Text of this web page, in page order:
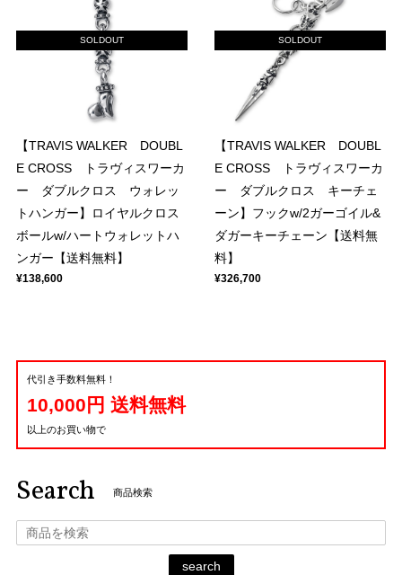
SOLDOUT
【TRAVIS WALKER DOUBL
E CROSS トラヴィスワーカ
ー ダブルクロス ウォレッ
トハンガー】ロイヤルクロス
ボールw/ハートウォレットハ
ンガー【送料無料】
¥138,600
SOLDOUT
【TRAVIS WALKER DOUBL
E CROSS トラヴィスワーカ
ー ダブルクロス キーチェ
ーン】フックw/2ガーゴイル&
ダガーキーチェーン【送料無
料】
¥326,700
代引き手数料無料！
10,000円 送料無料
以上のお買い物で
Search 商品検索
search